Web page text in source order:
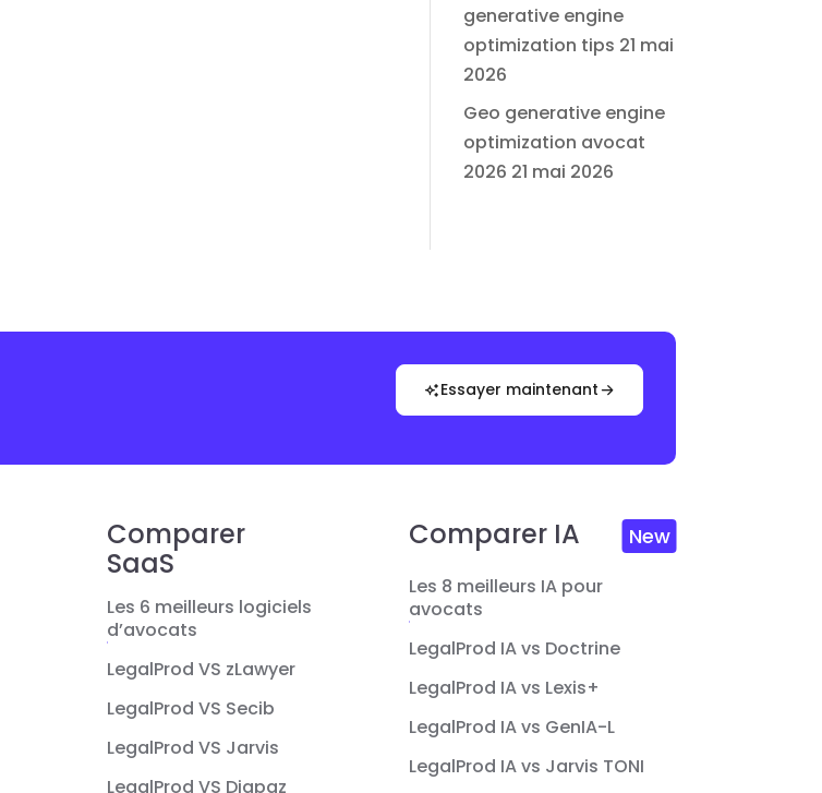
generative engine
optimization tips 21 mai
2026
Geo generative engine
optimization avocat
2026 21 mai 2026
Essayer maintenant
Comparer
SaaS
Les 6 meilleurs logiciels
d’avocats
LegalProd VS zLawyer
LegalProd VS Secib
LegalProd VS Jarvis
LegalProd VS Diapaz
Comparer IA New
Les 8 meilleurs IA pour
avocats
LegalProd IA vs Doctrine
LegalProd IA vs Lexis+
LegalProd IA vs GenIA-L
LegalProd IA vs Jarvis TONI